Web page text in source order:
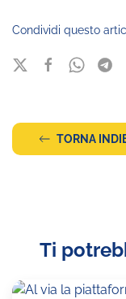
Condividi questo
TORNA
Ti